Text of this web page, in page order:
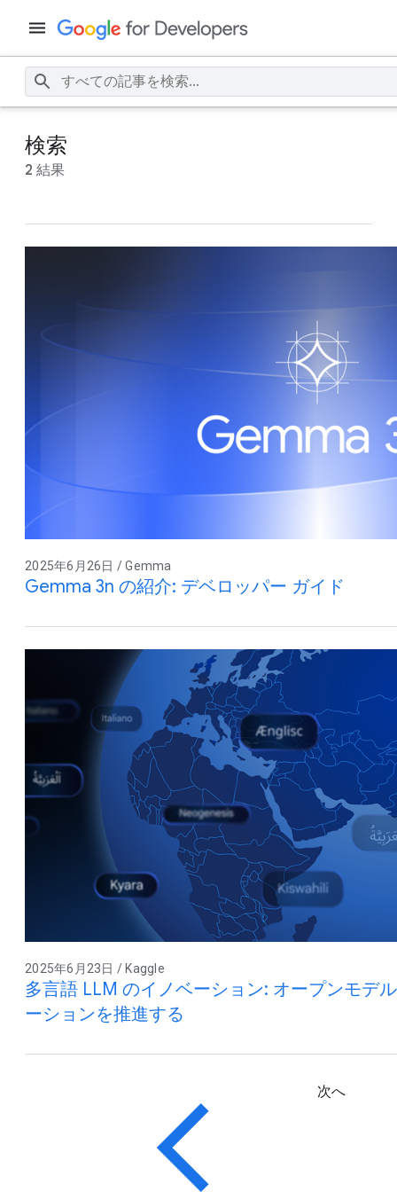
検索
2 結果
2025年6月26日 / Gemma
Gemma 3n の紹介: デベロッパー ガイド
2025年6月23日 / Kaggle
多言語 LLM のイノベーション: オープンモデ
ーションを推進する
次へ